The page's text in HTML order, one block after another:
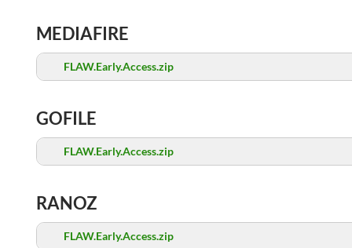
MEDIAFIRE
FLAW.Early.Access.zip
GOFILE
FLAW.Early.Access.zip
RANOZ
FLAW.Early.Access.zip